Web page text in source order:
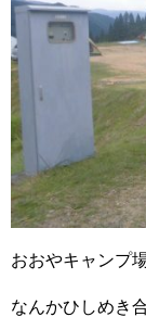
おおやキャンプ
なんかひしめき